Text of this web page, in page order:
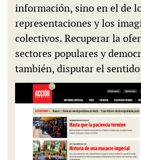
información, sino en el de
representaciones y los
colectivos. Recuperar la
sectores populares y
también, disputar el